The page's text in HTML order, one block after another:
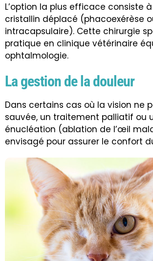
L’option la plus efficace consiste
cristallin déplacé (phacoexérèse
intracapsulaire). Cette chirurgie
pratique en clinique vétérinaire
ophtalmologie.
La gestion de la douleur
Dans certains cas où la vision ne
sauvée, un traitement palliatif ou
énucléation (ablation de l’œil
envisagé pour assurer le confort